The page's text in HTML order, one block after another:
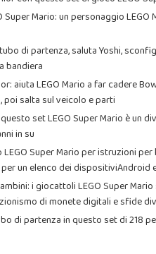
Mario: un personaggio LEGO
di partenza, saluta Yoshi,
bandiera
aiuta LEGO Mario a far cadere
poi salta sul veicolo e parti
set LEGO Super Mario è un
in su
LEGO Super Mario per istruzioni
un elenco dei dispositiviAndroid
i giocattoli LEGO Super
di monete digitali e sfide
di partenza in questo set di 218